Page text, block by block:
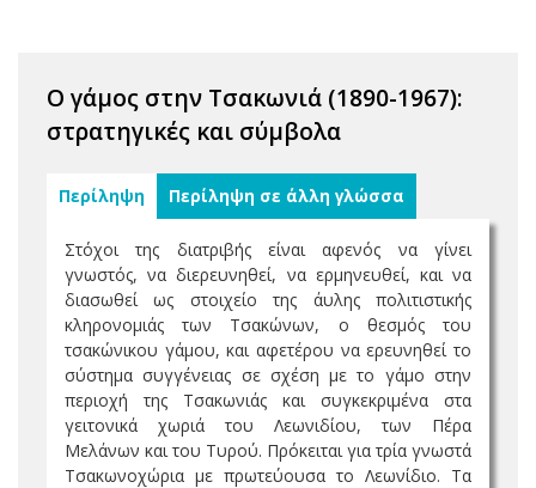
Ο γάμος στην Τσακωνιά (1890-1967):
στρατηγικές και σύμβολα
Περίληψη Περίληψη σε άλλη γλώσσα
Στόχοι της διατριβής είναι αφενός να γίνει
γνωστός, να διερευνηθεί, να ερμηνευθεί, και να
διασωθεί ως στοιχείο της άυλης πολιτιστικής
κληρονομιάς των Τσακώνων, ο θεσμός του
τσακώνικου γάμου, και αφετέρου να ερευνηθεί το
σύστημα συγγένειας σε σχέση με το γάμο στην
περιοχή της Τσακωνιάς και συγκεκριμένα στα
γειτονικά χωριά του Λεωνιδίου, των Πέρα
Μελάνων και του Τυρού. Πρόκειται για τρία γνωστά
Τσακωνοχώρια με πρωτεύουσα το Λεωνίδιο. Τα